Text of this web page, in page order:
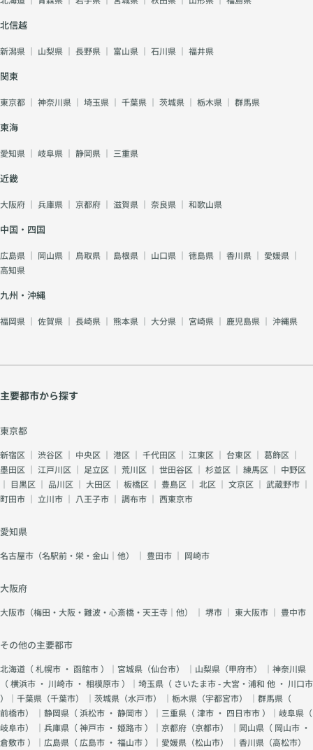
北信越
新潟県 ｜ 山梨県 ｜ 長野県 ｜ 富山県 ｜ 石川県 ｜ 福井県
関東
東京都 ｜ 神奈川県 ｜ 埼玉県 ｜ 千葉県 ｜ 茨城県 ｜ 栃木県 ｜ 群馬県
東海
愛知県 ｜ 岐阜県 ｜ 静岡県 ｜ 三重県
近畿
大阪府 ｜ 兵庫県 ｜ 京都府 ｜ 滋賀県 ｜ 奈良県 ｜ 和歌山県
中国・四国
広島県 ｜ 岡山県 ｜ 鳥取県 ｜ 島根県 ｜ 山口県 ｜ 徳島県 ｜ 香川県 ｜ 愛媛県 ｜
高知県
九州・沖縄
福岡県 ｜ 佐賀県 ｜ 長崎県 ｜ 熊本県 ｜ 大分県 ｜ 宮崎県 ｜ 鹿児島県 ｜ 沖縄県
主要都市から探す
東京都
新宿区 ｜ 渋谷区 ｜ 中央区 ｜ 港区 ｜ 千代田区 ｜ 江東区 ｜ 台東区 ｜ 葛飾区 ｜
墨田区 ｜ 江戸川区 ｜ 足立区 ｜ 荒川区 ｜ 世田谷区 ｜ 杉並区 ｜ 練馬区 ｜ 中野区
｜ 目黒区 ｜ 品川区 ｜ 大田区 ｜ 板橋区 ｜ 豊島区 ｜ 北区 ｜ 文京区 ｜ 武蔵野市 ｜
町田市 ｜ 立川市 ｜ 八王子市 ｜ 調布市 ｜ 西東京市
愛知県
名古屋市（名駅前・栄・金山｜他） ｜ 豊田市 ｜ 岡崎市
大阪府
大阪市（梅田・大阪・難波・心斎橋・天王寺｜他） ｜ 堺市 ｜ 東大阪市 ｜ 豊中市
その他の主要都市
北海道（札幌市 ・ 函館市）｜宮城県（仙台市） ｜山梨県（甲府市） ｜神奈川県
（横浜市 ・ 川崎市 ・ 相模原市）｜埼玉県（ さいたま市 - 大宮・浦和 他 ・ 川口市
）｜千葉県（千葉市） ｜茨城県（水戸市） ｜栃木県（宇都宮市） ｜群馬県（
前橋市） ｜静岡県（浜松市 ・ 静岡市）｜三重県（津市 ・ 四日市市）｜岐阜県（
岐阜市） ｜兵庫県（神戸市 ・ 姫路市）｜京都府（京都市） ｜岡山県（ 岡山市 ・
倉敷市）｜広島県（ 広島市 ・ 福山市）｜愛媛県（松山市） ｜香川県（高松市）